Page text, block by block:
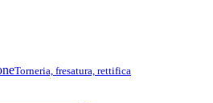
Torneria, fresatura, rettifica